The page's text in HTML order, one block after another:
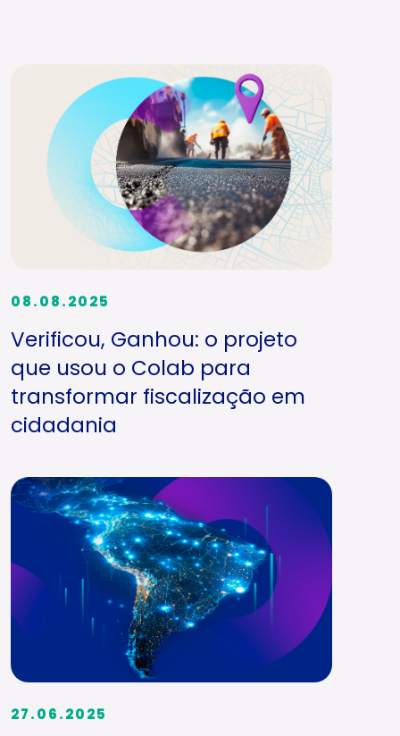
08.08.2025
Verificou, Ganhou: o projeto
que usou o Colab para
transformar fiscalização em
cidadania
27.06.2025